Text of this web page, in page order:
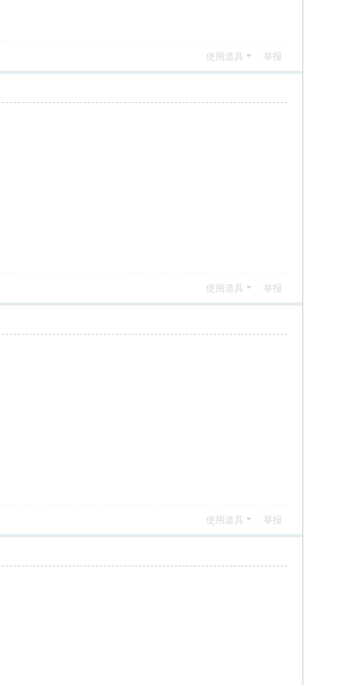
使用道具 举报
使用道具 举报
使用道具 举报